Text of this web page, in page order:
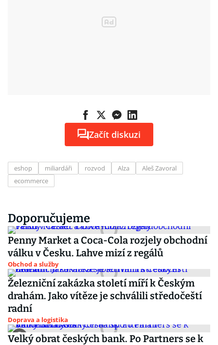
Začít diskuzi
eshop miliardáři rozvod Alza
Aleš Zavoral
ecommerce
Doporučujeme
Penny Market a Coca-Cola rozjely obchodní
válku v Česku. Lahve mizí z regálů
Obchod a služby
Železniční zakázka století míří k Českým
drahám. Jako vítěze je schválili středočeští
radní
Doprava a logistika
Velký obrat českých bank. Po Partners se k